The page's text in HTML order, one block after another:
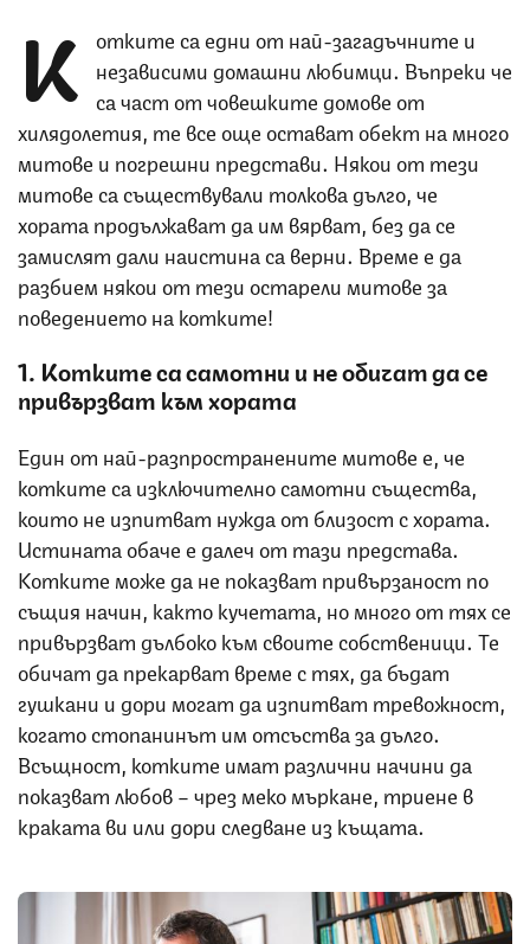
К отките са едни от най-загадъчните и
независими домашни любимци. Въпреки че
са част от човешките домове от
хилядолетия, те все още остават обект на много
митове и погрешни представи. Някои от тези
митове са съществували толкова дълго, че
хората продължават да им вярват, без да се
замислят дали наистина са верни. Време е да
разбием някои от тези остарели митове за
поведението на котките!
1. Котките са самотни и не обичат да се
привързват към хората
Един от най-разпространените митове е, че
котките са изключително самотни същества,
които не изпитват нужда от близост с хората.
Истината обаче е далеч от тази представа.
Котките може да не показват привързаност по
същия начин, както кучетата, но много от тях се
привързват дълбоко към своите собственици. Те
обичат да прекарват време с тях, да бъдат
гушкани и дори могат да изпитват тревожност,
когато стопанинът им отсъства за дълго.
Всъщност, котките имат различни начини да
показват любов – чрез меко мъркане, триене в
краката ви или дори следване из къщата.